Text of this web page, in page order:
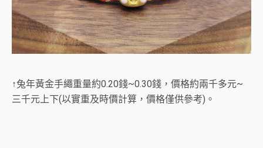
↑兔年黃金手繩重量約0.20錢~0.30錢，價格約兩千多元~
三千元上下(以實重及時價計算，價格僅供參考)。